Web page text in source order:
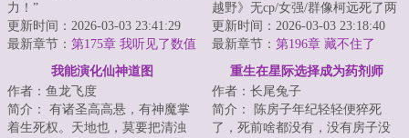
力！”
“条件不足，预支失...
更新时间：2026-03-03 23:41:29
最新章节： 第175章 我听见了数值
的回响！（二合一）
越野》无cp/女强/群像柯远死了两
次，重生两次，第三次被拉进了...
更新时间：2026-03-03 23:18:40
最新章节： 第196章 藏不住了
我能演化仙神道图
作者：鱼龙飞度
简介： 有诸圣高高悬，有神魔掌
着生死权。天地也，莫要把清浊
重生在星际选择成为药剂师
作者：长尾兔子
简介： 陈房子年纪轻轻便猝死
了，死前啥都没有，没有房子没